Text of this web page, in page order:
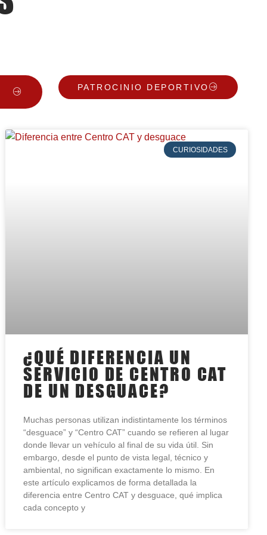
PATROCINIO DEPORTIVO
CURIOSIDADES
¿QUÉ DIFERENCIA UN
SERVICIO DE CENTRO CAT
DE UN DESGUACE?
Muchas personas utilizan indistintamente los términos
“desguace” y “Centro CAT” cuando se refieren al lugar
donde llevar un vehículo al final de su vida útil. Sin
embargo, desde el punto de vista legal, técnico y
ambiental, no significan exactamente lo mismo. En
este artículo explicamos de forma detallada la
diferencia entre Centro CAT y desguace, qué implica
cada concepto y